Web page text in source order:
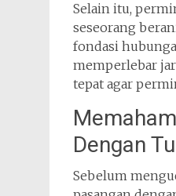
Selain itu,
seseorang
fondasi
memperlebar
tepat agar
Dengan
Sebelum